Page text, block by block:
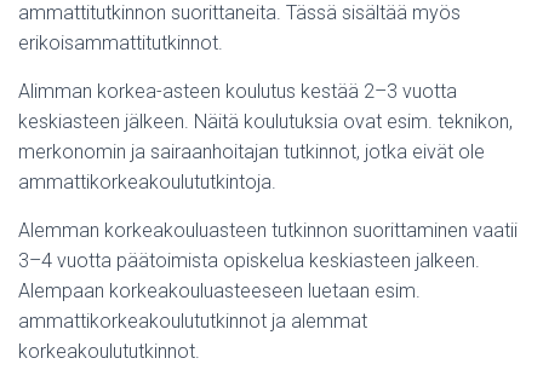
ammattitutkinnon suorittaneita. Tässä sisältää myös
erikoisammattitutkinnot.
Alimman korkea-asteen koulutus kestää 2–3 vuotta
keskiasteen jälkeen. Näitä koulutuksia ovat esim. teknikon,
merkonomin ja sairaanhoitajan tutkinnot, jotka eivät ole
ammattikorkeakoulututkintoja.
Alemman korkeakouluasteen tutkinnon suorittaminen vaatii
3–4 vuotta päätoimista opiskelua keskiasteen jalkeen.
Alempaan korkeakouluasteeseen luetaan esim.
ammattikorkeakoulututkinnot ja alemmat
korkeakoulututkinnot.